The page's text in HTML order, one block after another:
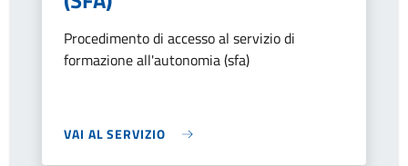
Procedimento di accesso al servizio di
formazione all'autonomia (sfa)
VAI AL SERVIZIO